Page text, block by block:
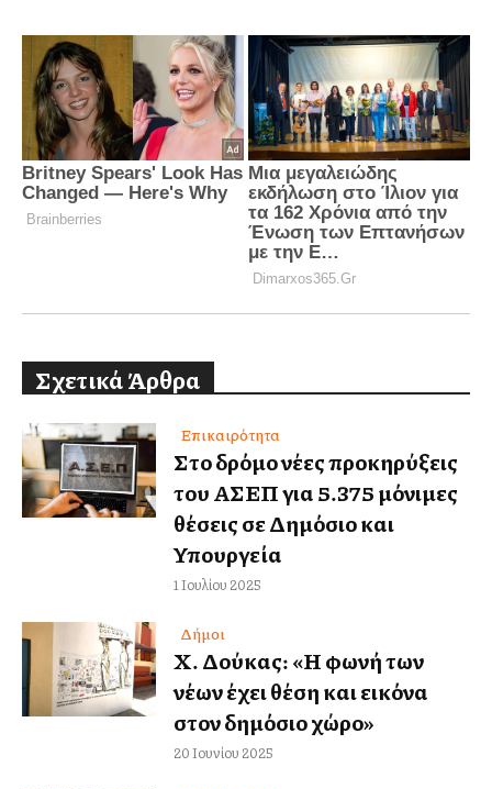
Σχετικά Άρθρα
Επικαιρότητα
Στο δρόμο νέες προκηρύξεις
του ΑΣΕΠ για 5.375 μόνιμες
θέσεις σε Δημόσιο και
Υπουργεία
1 Ιουλίου 2025
Δήμοι
Χ. Δούκας: «Η φωνή των
νέων έχει θέση και εικόνα
στον δημόσιο χώρο»
20 Ιουνίου 2025